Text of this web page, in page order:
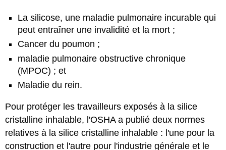
La silicose, une maladie pulmonaire incurable qui
peut entraîner une invalidité et la mort ;
Cancer du poumon ;
maladie pulmonaire obstructive chronique
(MPOC) ; et
Maladie du rein.
Pour protéger les travailleurs exposés à la silice
cristalline inhalable, l'OSHA a publié deux normes
relatives à la silice cristalline inhalable : l'une pour la
construction et l'autre pour l'industrie générale et le